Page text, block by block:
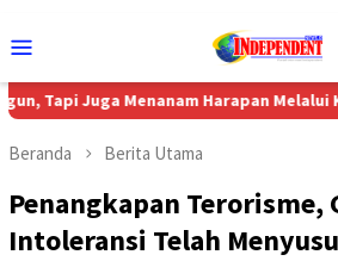
Mobile
Menanam Harapan Melalui Ketahanan
Beranda Berita Utama
Penangkapan Terorisme,
Intoleransi Telah